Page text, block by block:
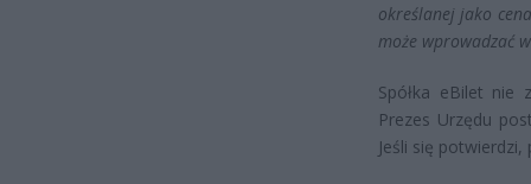
określanej jako
może wprowadzać
Spółka eBilet nie
Prezes Urzędu
Jeśli się